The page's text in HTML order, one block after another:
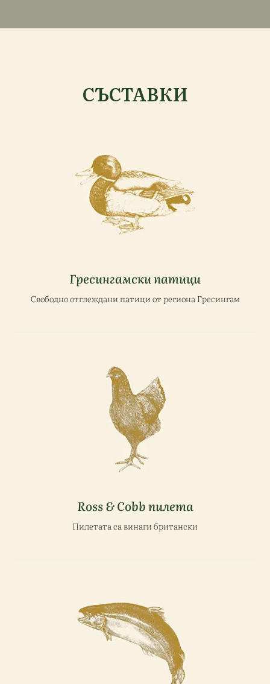
СЪСТАВКИ
Гресингамски патици
Свободно отглеждани патици от региона Гресингам
Ross & Cobb пилета
Пилетата са винаги британски